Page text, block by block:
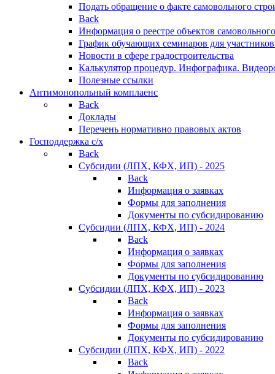
Подать обращение о факте самовольного
Back
Информация о реестре объектов
График обучающих семинаров для участников
Новости в сфере градостроительства
Калькулятор процедур. Инфографика.
Полезные ссылки
Антимонопольный комплаенс
Back
Доклады
Перечень нормативно правовых актов
Господдержка с/х
Back
Субсидии (ЛПХ, КФХ, ИП) - 2025
Back
Информация о заявках
Формы для заполнения
Документы по субсидированию
Субсидии (ЛПХ, КФХ, ИП) - 2024
Back
Информация о заявках
Формы для заполнения
Документы по субсидированию
Субсидии (ЛПХ, КФХ, ИП) - 2023
Back
Информация о заявках
Формы для заполнения
Документы по субсидированию
Субсидии (ЛПХ, КФХ, ИП) - 2022
Back